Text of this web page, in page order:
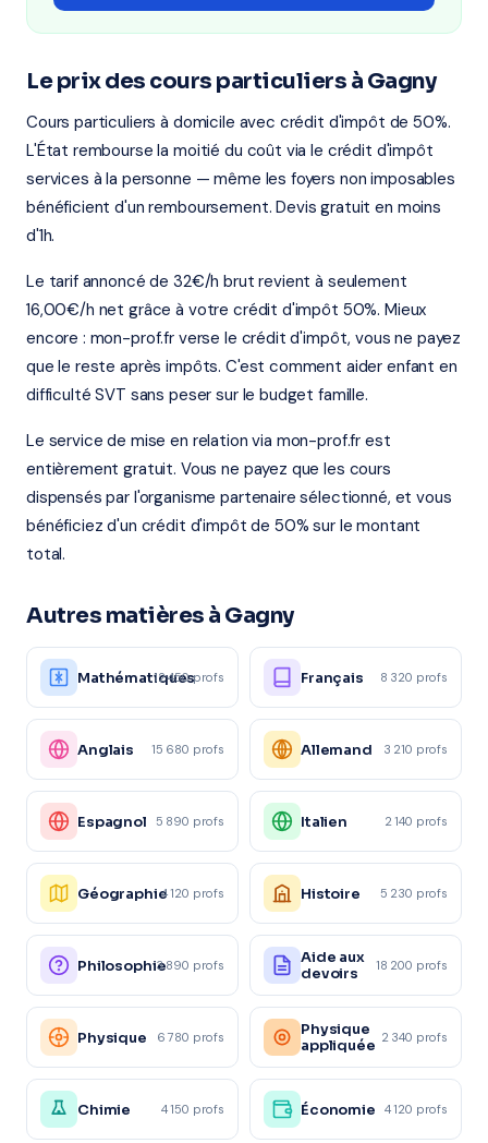
Le prix des cours particuliers à Gagny
Cours particuliers à domicile avec crédit d'impôt de 50%.
L'État rembourse la moitié du coût via le crédit d'impôt
services à la personne — même les foyers non imposables
bénéficient d'un remboursement. Devis gratuit en moins
d'1h.
Le tarif annoncé de 32€/h brut revient à seulement
16,00€/h net grâce à votre crédit d'impôt 50%. Mieux
encore : mon-prof.fr verse le crédit d'impôt, vous ne payez
que le reste après impôts. C'est comment aider enfant en
difficulté SVT sans peser sur le budget famille.
Le service de mise en relation via mon-prof.fr est
entièrement gratuit. Vous ne payez que les cours
dispensés par l'organisme partenaire sélectionné, et vous
bénéficiez d'un crédit d'impôt de 50% sur le montant
total.
Autres matières à Gagny
Mathématiques
12 450 profs Français 8 320 profs
Anglais 15 680 profs Allemand 3 210 profs
Espagnol 5 890 profs Italien 2 140 profs
Géographie4 120 profs Histoire 5 230 profs
Philosophie3 890 profs
Aide aux
devoirs
18 200 profs
Physique 6 780 profs
Physique
appliquée 2 340 profs
Chimie 4 150 profs Économie 4 120 profs